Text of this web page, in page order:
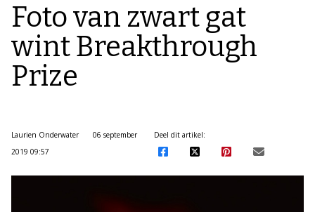
Foto van zwart gat
wint Breakthrough
Prize
Laurien Onderwater
06 september
2019 09:57
Deel dit artikel: